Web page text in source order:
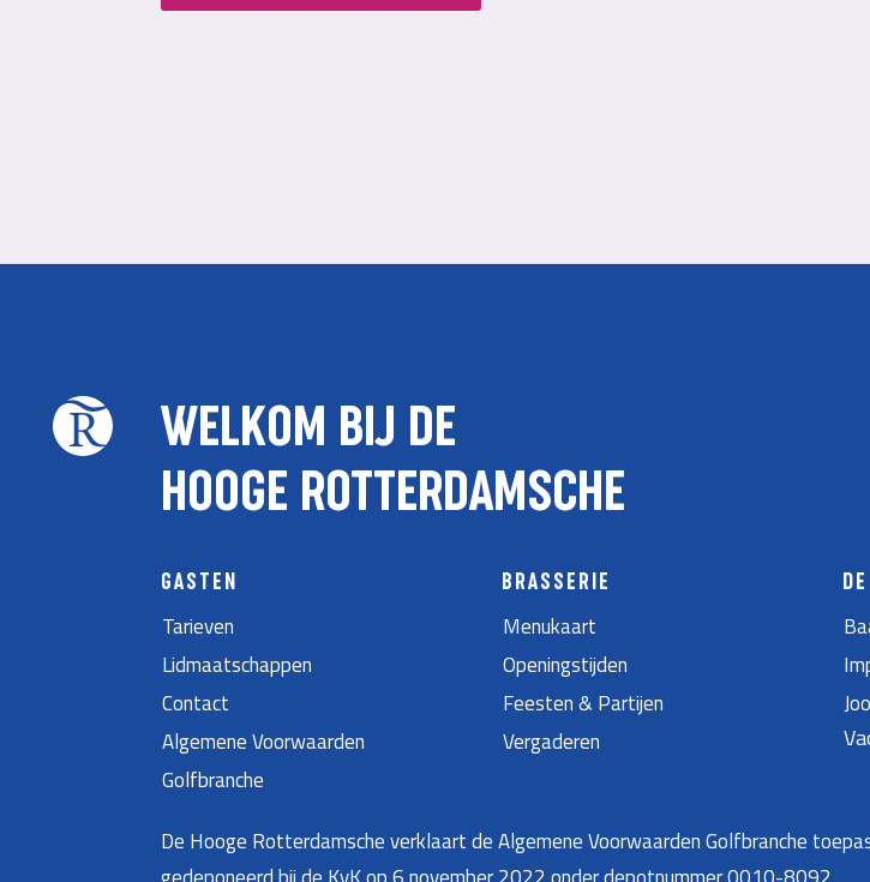
WELKOM BIJ DE
HOOGE ROTTERDAMSCHE
GASTEN
Tarieven
Lidmaatschappen
Contact
Algemene Voorwaarden
Golfbranche
BRASSERIE
Menukaart
Openingstijden
Feesten & Partijen
Vergaderen
De Hooge Rotterdamsche verklaart de Algemene Voorwaarden Golfbranche